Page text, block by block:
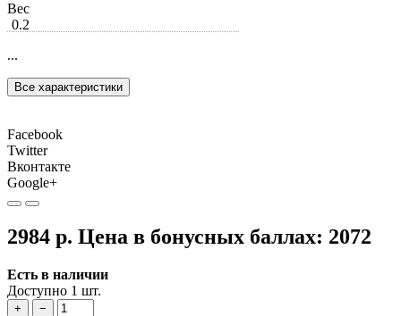
Вес
0.2
...
Все характеристики
Facebook
Twitter
Вконтакте
Google+
2984 р. Цена в бонусных баллах: 2072
Есть в наличии
Доступно 1 шт.
+
−